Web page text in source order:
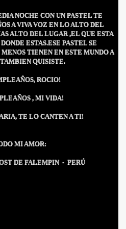
NOCHE CON UN PASTEL TE
A VIVA VOZ EN LO ALTO DEL
ALTO DEL LUGAR ,EL QUE ESTA
ESTAS.ESE PASTEL SE
TIENEN EN ESTE MUNDO A
QUISISTE.
ROCIO!
, MI VIDA!
TE LO CANTEN A TI!
MI AMOR:
DE FALEMPIN - PERÚ